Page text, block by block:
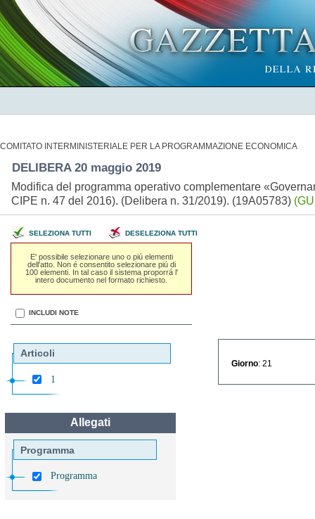
COMITATO INTERMINISTERIALE PER LA PROGRAMMAZIONE ECONOMICA
DELIBERA 20 maggio 2019
Modifica del programma operativo complementare
CIPE n. 47 del 2016). (Delibera n. 31/2019). (19A05783)
SELEZIONA TUTTI DESELEZIONA TUTTI
E' possibile selezionare uno o piú elementi
dell'atto. Non é consentito selezionare piú di
100 elementi. In tal caso il sistema proporrá l'
intero documento nel formato richiesto.
INCLUDI NOTE
Articoli
1
Allegati
Programma
Programma
Giorno : 21